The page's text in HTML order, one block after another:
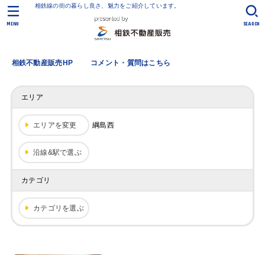
相鉄線の街の暮らし良さ、魅力をご紹介しています。
相鉄不動産販売HP コメント・質問はこちら
SEARCH
MENU
エリア
エリアを変更 綱島西
沿線&駅で選ぶ
カテゴリ
カテゴリを選ぶ